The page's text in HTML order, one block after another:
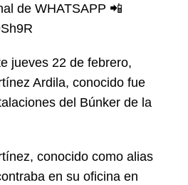
de WHATSAPP 📲
jueves 22 de febrero,
Ardila, conocido fue
del Búnker de la
conocido como alias
en su oficina en